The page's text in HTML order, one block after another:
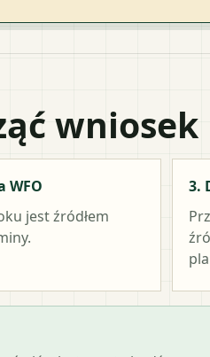
wniosek
WFO
jest źródłem
3.